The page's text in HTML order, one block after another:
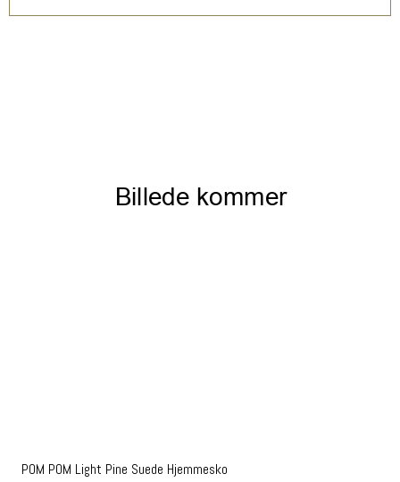
POM POM Light Pine Suede Hjemmesko